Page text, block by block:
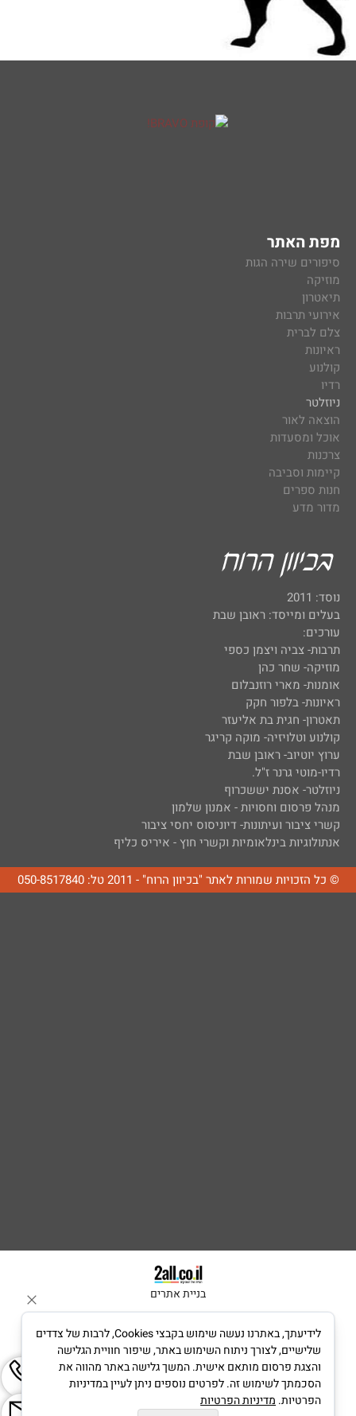
מפת האתר
סיפורים שירה הגות
מוזיקה
תיאטרון
אירועי תרבות
צלם לברית
ראיונות
קולנוע
רדיו
ניוזלטר
הוצאה לאור
אוכל ומסעדות
צרכנות
קיימות וסביבה
חנות ספרים
מדור מדע
נוסד: 2011
בעלים ומייסד: ראובן שבת
עורכים:
תרבות- צביה ויצמן כספי
מוזיקה- שחר כהן
אומנות- מארי רוזנבלום
ראיונות- בלפור חקק
תאטרון- חגית בת אליעזר
קולנוע וטלויזיה- מוקה קריגר
ערוץ יוטיוב- ראובן שבת
רדיו-מוטי גרנר ז"ל.
ניוזלטר- אסנת יששכרוף
מנהל פרסום וחסויות - אמנון שלמון
קשרי ציבור ועיתונות- דיוניסוס יחסי ציבור
אנתולוגיות בינלאומיות וקשרי חוץ - איריס כליף
© כל הזכויות שמורות לאתר "בכיוון הרוח" - 2011 טל: 050-8517840
בניית אתרים
לידיעתך, באתרנו נעשה שימוש בקבצי Cookies, לרבות של צדדים
שלישיים, לצורך ניתוח השימוש באתר, שיפור חוויית הגלישה
והצגת פרסום מותאם אישית. המשך גלישה באתר מהווה את
הסכמתך לשימוש זה. לפרטים נוספים ניתן לעיין במדיניות
הפרטיות. מדיניות הפרטיות